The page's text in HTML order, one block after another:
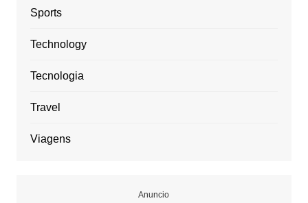
Sports
Technology
Tecnologia
Travel
Viagens
Anuncio